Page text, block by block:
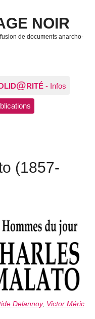
NOIR
de documents anarcho-
@RITÉ - Infos
(1857-
Delannoy, Victor Méric